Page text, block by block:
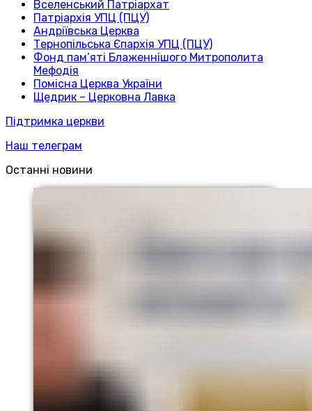
Вселенський Патріархат
Патріархія УПЦ (ПЦУ)
Андріївська Церква
Тернопільська Єпархія УПЦ (ПЦУ)
Фонд пам’яті Блаженнішого Митрополита
Мефодія
Помісна Церква України
Щедрик – Церковна Лавка
Підтримка церкви
Наш телеграм
Останні новини